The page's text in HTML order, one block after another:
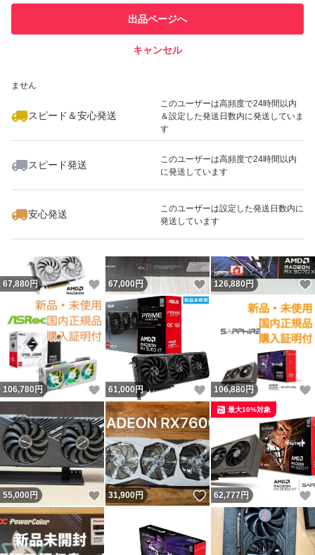
での取引実績があります
ません
スピード＆安心発送
このユーザーは高頻度で24時間以内
＆設定した発送日数内に発送していま
す
スピード発送
このユーザーは高頻度で24時間以内
に発送しています
安心発送
このユーザーは設定した発送日数内に
発送しています
出品ページへ
キャンセル
いいね！
90,000
67,880 円 いいね！
67,000円 いいね！
126,880円
106,780 円 いいね！
61,000 円 いいね！
106,880円
55,000円 いいね！
31,900円 いいね！
62,777 円
最大10%対象